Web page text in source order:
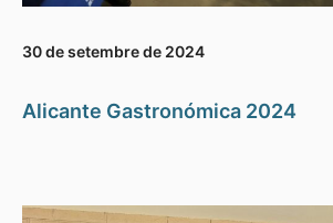
30 de setembre de 2024
Alicante Gastronómica 2024